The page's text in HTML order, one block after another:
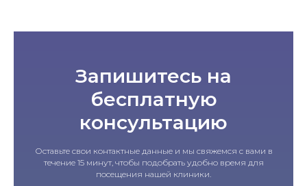
Запишитесь на
бесплатную
консультацию
Оставьте свои контактные данные и мы свяжемся с вами в
течение 15 минут, чтобы подобрать удобно время для
посещения нашей клиники.